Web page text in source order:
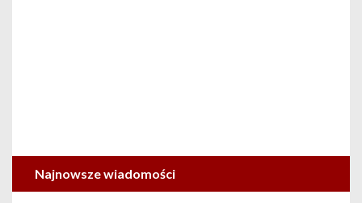
Najnowsze wiadomości